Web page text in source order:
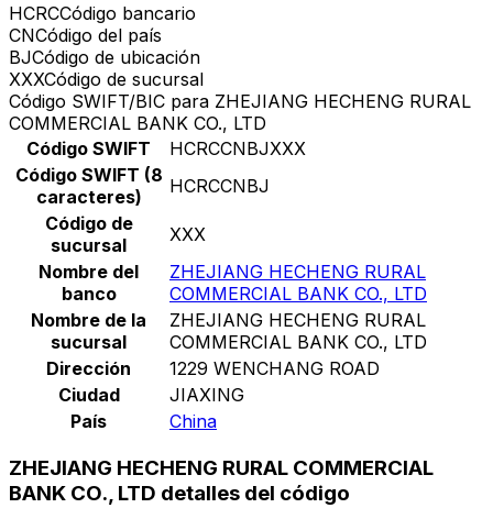
HCRCCódigo bancario
CNCódigo del país
BJCódigo de ubicación
XXXCódigo de sucursal
Código SWIFT/BIC para ZHEJIANG HECHENG RURAL
COMMERCIAL BANK CO., LTD
Código SWIFT
HCRCCNBJXXX
Código SWIFT (8
caracteres)
HCRCCNBJ
Código de
sucursal
XXX
Nombre del
banco
ZHEJIANG HECHENG RURAL
COMMERCIAL BANK CO., LTD
Nombre de la
sucursal
ZHEJIANG HECHENG RURAL
COMMERCIAL BANK CO., LTD
Dirección
1229 WENCHANG ROAD
Ciudad
JIAXING
País
China
ZHEJIANG HECHENG RURAL COMMERCIAL
BANK CO., LTD detalles del código